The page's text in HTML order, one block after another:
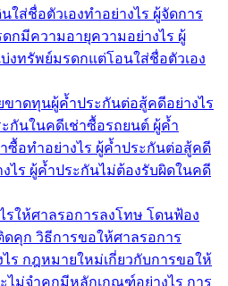
ส่ชื่อตัวเองทำอย่างไร ผู้จัดการ
กมีความอายุความอย่างไร ผู้
งทรัพย์มรดกแต่โอนใส่ชื่อตัวเอง
าดทุนผู้ค้ำประกันต่อสู้คดีอย่างไร
กันในคดีเช่าซื้อรถยนต์ ผู้ค้ำ
ซื้อทำอย่างไร ผู้ค้ำประกันต่อสู้คดี
ไร ผู้ค้ำประกันไม่ต้องรับผิดในคดี
รให้ศาลรอการลงโทษ โดนฟ้อง
ดคุก วิธีการขอให้ศาลรอการ
ร กฎหมายใหม่เกี่ยวกับการขอให้
ไม่จำคุกมีหลักเกณฑ์อย่างไร การ